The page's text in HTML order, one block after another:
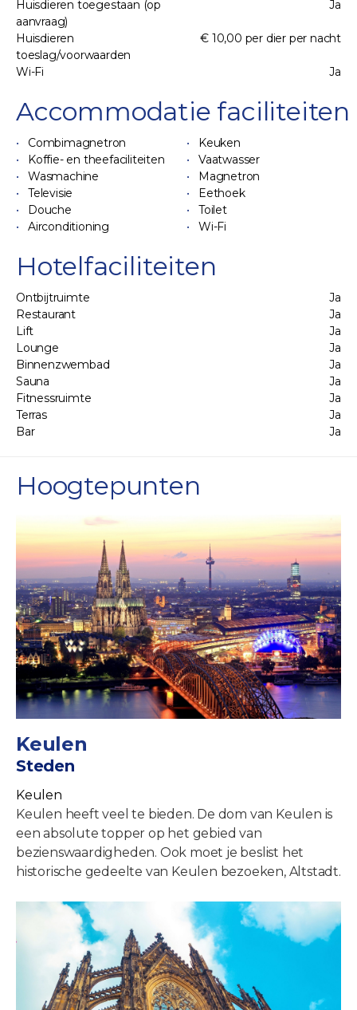
Huisdieren toegestaan (op
aanvraag)
Ja
Huisdieren
toeslag/voorwaarden
€ 10,00 per dier per nacht
Wi-Fi Ja
Accommodatie faciliteiten
Combimagnetron
Keuken
Koffie- en theefaciliteiten
Vaatwasser
Wasmachine
Magnetron
Televisie
Eethoek
Douche
Toilet
Airconditioning
Wi-Fi
Hotelfaciliteiten
Ontbijtruimte
Ja
Restaurant
Ja
Lift
Ja
Lounge
Ja
Binnenzwembad
Ja
Sauna
Ja
Fitnessruimte
Ja
Terras
Ja
Bar
Ja
Hoogtepunten
Keulen
Steden
Keulen
Keulen heeft veel te bieden. De dom van Keulen is
een absolute topper op het gebied van
bezienswaardigheden. Ook moet je beslist het
historische gedeelte van Keulen bezoeken, Altstadt.